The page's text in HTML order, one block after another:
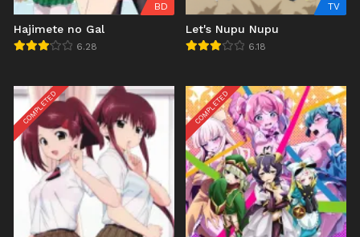
BD
Hajimete no Gal
6.28
TV
Let's Nupu Nupu
6.18
COMPLETED COMPLETED